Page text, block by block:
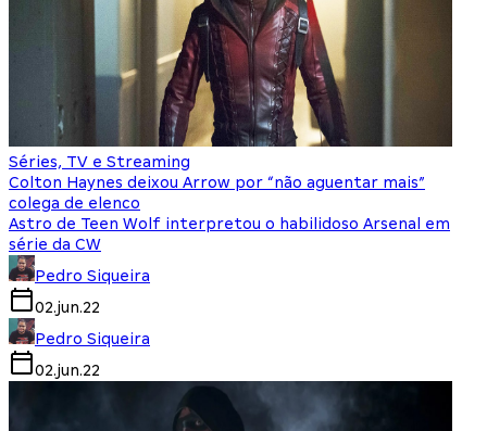
Séries, TV e Streaming
Colton Haynes deixou Arrow por “não aguentar mais”
colega de elenco
Astro de Teen Wolf interpretou o habilidoso Arsenal em
série da CW
Pedro Siqueira
02.jun.22
Pedro Siqueira
02.jun.22